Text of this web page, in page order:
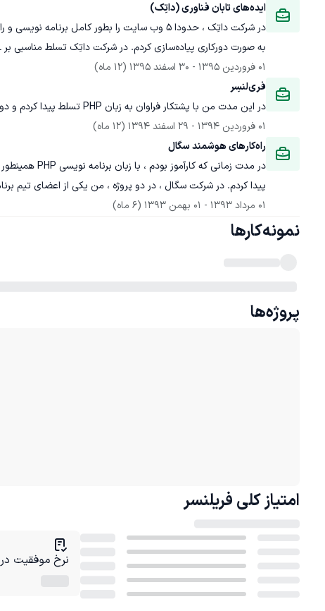
ایده‌های تابان فناوری (داتِک)
در شرکت داتِک ، حدودا 5 وب سایت را بطور کامل
به صورت دورکاری پیاده‌سازی کردم. در شرکت داتِک تسلط مناسبی بر MySQL ، PHP , HTML و CSS پیدا کردم.
01 فروردین 1395
- 30 اسفند 1395
(12 ماه)
فری‌لنسِر
در این مدت من با پشتکار فراوان به زبان PHP تسلط پیدا کردم و دو وب سایت را به صورت دور کاری از صفر تا صد برنامه نویسی کردم.
01 فروردین 1394
- 29 اسفند 1394
(12 ماه)
راه‌کارهای هوشمند سگال
پیدا کردم. در شرکت سگال ، در دو پروژه ، من یکی از اعضای تیم
01 مرداد 1393
- 01 بهمن 1393 (6 ماه)
نمونه‌کارها
پروژه‌ها
امتیاز کلی فریلنسر
نرخ موفقیت در